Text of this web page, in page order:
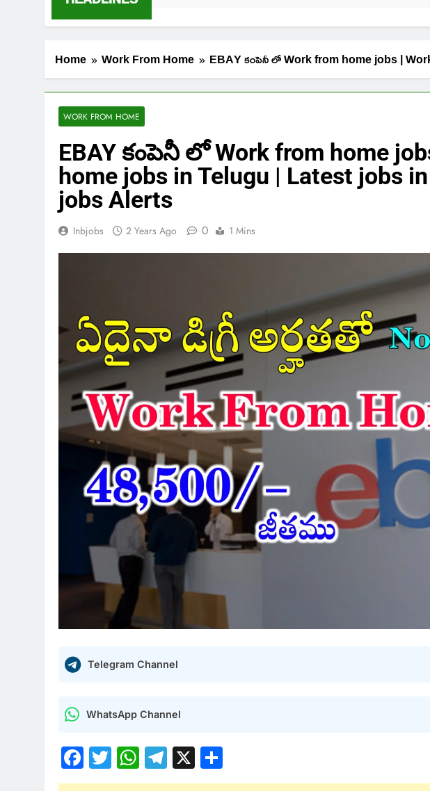
Home Work From Home EBAY కంపెనీ లో Work from home jobs |
WORK FROM HOME
EBAY కంపెనీ లో Work from home
home jobs in Telugu | Latest jobs
jobs Alerts
Inbjobs 2 Years Ago 0 1 Mins
Telegram Channel
WhatsApp Channel
Facebook
Twitter
WhatsApp
Telegram
X